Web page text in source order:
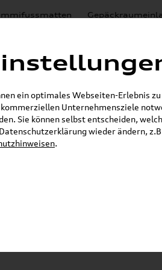
Lackierungen
E-Mail
Produkte » SKODA
ein optimales Webseiten-Erlebnis
Unternehmensziele
Sie können selbst entscheiden,
wieder ändern,
.